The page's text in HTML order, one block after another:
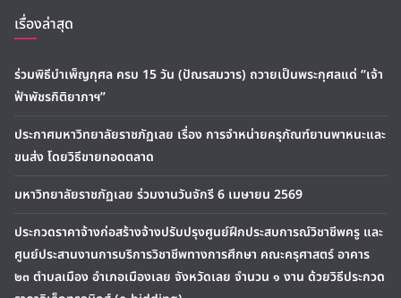
เรื่องล่าสุด
ร่วมพิธีบำเพ็ญกุศล ครบ 15 วัน (ปัณรสมวาร) ถวายเป็นพระกุศลแด่ “เจ้า
ฟ้าพัชรกิติยาภาฯ”
ประกาศมหาวิทยาลัยราชภัฏเลย เรื่อง การจำหน่ายครุภัณฑ์ยานพาหนะและ
ขนส่ง โดยวิธีขายทอดตลาด
มหาวิทยาลัยราชภัฏเลย ร่วมงานวันจักรี 6 เมษายน 2569
ประกวดราคาจ้างก่อสร้างจ้างปรับปรุงศูนย์ฝึกประสบการณ์วิชาชีพครู และ
ศูนย์ประสานงานการบริการวิชาชีพทางการศึกษา คณะครุศาสตร์ อาคาร
๒๓ ตำบลเมือง อำเภอเมืองเลย จังหวัดเลย จำนวน ๑ งาน ด้วยวิธีประกวด